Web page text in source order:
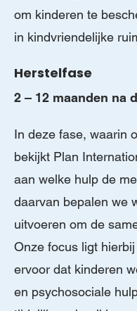
om kinderen te
in kindvriendelijke
Herstelfase
2 – 12 maanden na
In deze fase, waarin
bekijkt Plan
aan welke hulp de
daarvan bepalen we
uitvoeren om de
Onze focus ligt
ervoor dat kinderen
en psychosociale